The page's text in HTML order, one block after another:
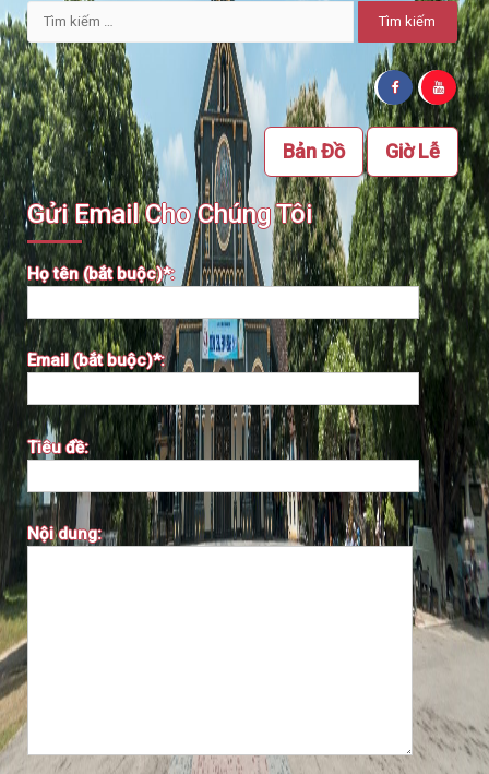
Tìm
kiếm
cho:
Giờ Lễ
Bản Đồ
Gửi Email Cho Chúng Tôi
Họ tên (bắt buộc)*:
Email (bắt buộc)*:
Tiêu đề:
Nội dung: